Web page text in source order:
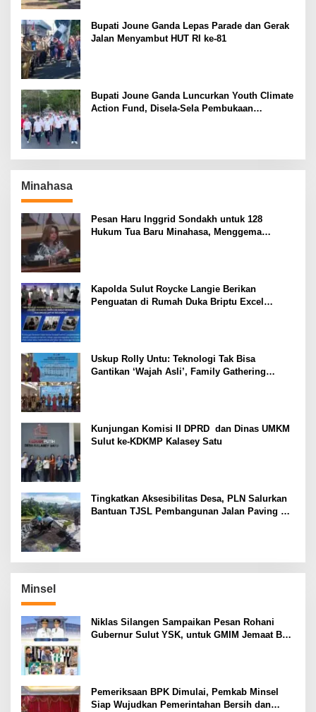
Bupati Joune Ganda Lepas Parade dan Gerak
Jalan Menyambut HUT RI ke-81
Bupati Joune Ganda Luncurkan Youth Climate
Action Fund, Disela-Sela Pembukaan
Minahasa
Pesan Haru Inggrid Sondakh untuk 128
Hukum Tua Baru Minahasa, Menggema
Kapolda Sulut Roycke Langie Berikan
Penguatan di Rumah Duka Briptu Excel
Uskup Rolly Untu: Teknologi Tak Bisa
Gantikan ‘Wajah Asli’, Family Gathering
Kunjungan Komisi II DPRD dan Dinas UMKM
Sulut ke-KDKMP Kalasey Satu
Tingkatkan Aksesibilitas Desa, PLN Salurkan
Bantuan TJSL Pembangunan Jalan Paving di
Minsel
Niklas Silangen Sampaikan Pesan Rohani
Gubernur Sulut YSK, untuk GMIM Jemaat Bait
Pemeriksaan BPK Dimulai, Pemkab Minsel
Siap Wujudkan Pemerintahan Bersih dan